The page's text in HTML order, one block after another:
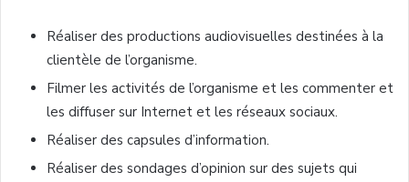
Réaliser des productions audiovisuelles destinées à la
clientèle de l’organisme.
Filmer les activités de l’organisme et les commenter et
les diffuser sur Internet et les réseaux sociaux.
Réaliser des capsules d’information.
Réaliser des sondages d’opinion sur des sujets qui